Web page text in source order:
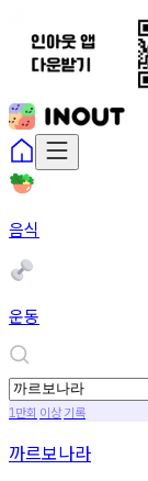
음식
운동
1 만회 이상기록
까르보나라